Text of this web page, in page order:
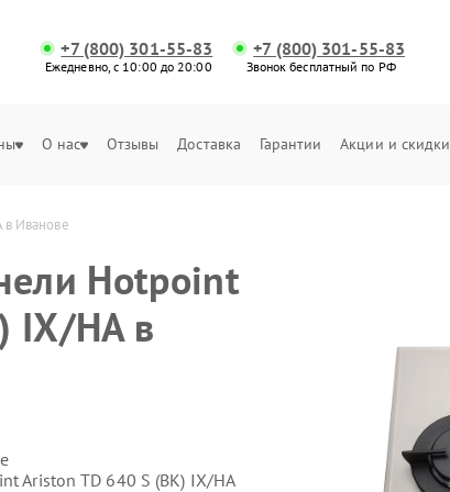
+7 (800) 301-55-83
Ежедневно, с 10:00 до 20:00
+7 (800) 301-55-83
Звонок бесплатный по РФ
О нас Отзывы Доставка Гарантии Акции и скидки
в Иванове
Hotpoint
IX/HA в
Ariston TD 640 S (BK) IX/HA